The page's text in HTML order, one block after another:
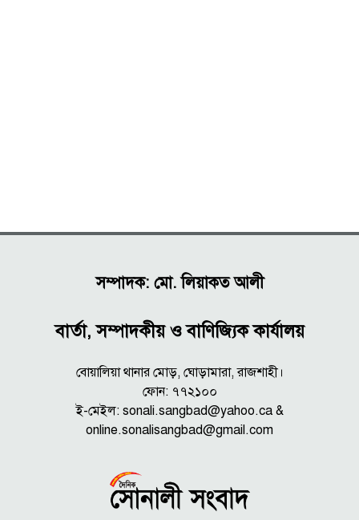
সম্পাদক: মো. লিয়াকত আলী
বার্তা, সম্পাদকীয় ও বাণিজ্যিক কার্যালয়
বোয়ালিয়া থানার মোড়, ঘোড়ামারা, রাজশাহী।
ফোন: ৭৭২১০০
ই-মেইল: sonali.sangbad@yahoo.ca &
online.sonalisangbad@gmail.com